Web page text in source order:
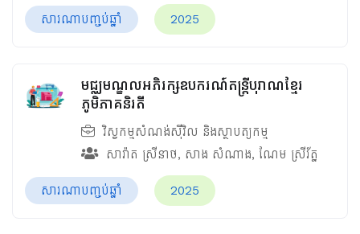
សារណាបញ្ចប់ឆ្នាំ 2025
មជ្ឈមណ្ឌលអភិរក្សឧបករណ៍តន្រ្តីបុរាណខ្មែរ
ភូមិភាគនិរតី
វិស្វកម្មសំណង់ស៊ីវិល និងស្ថាបត្យកម្ម
សារ៉ាត ស្រីនាថ, សាង សំណាង, ណែម ស្រីរ័ត្ន
សារណាបញ្ចប់ឆ្នាំ 2025